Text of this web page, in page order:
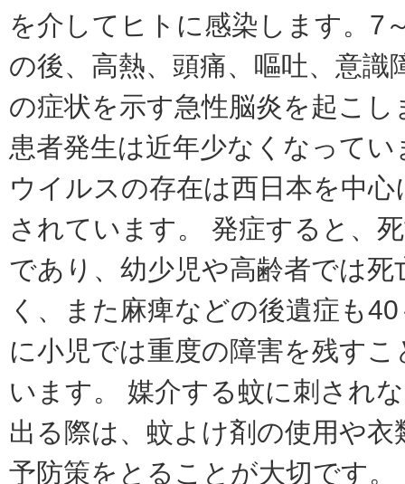
を介してヒトに感染します。7
の後、高熱、頭痛、嘔吐、意識
の症状を示す急性脳炎を起こし
患者発生は近年少なくなって
ウイルスの存在は西日本を中
されています。 発症すると、
であり、幼少児や高齢者では
く、また麻痺などの後遺症も
に小児では重度の障害を残す
います。 媒介する蚊に刺され
出る際は、蚊よけ剤の使用や
予防策をとることが大切です